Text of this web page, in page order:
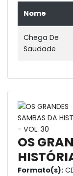
Nome
Chega De
Saudade
OS
Formato(s):